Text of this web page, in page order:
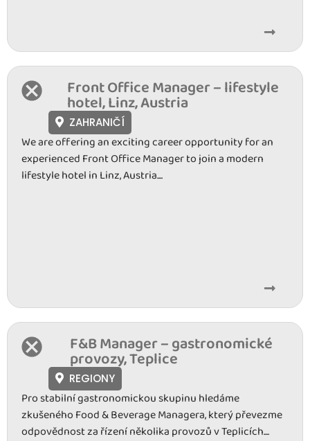
Front Office Manager – lifestyle
hotel, Linz, Austria
ZAHRANIČÍ
We are offering an exciting career opportunity for an
experienced Front Office Manager to join a modern
lifestyle hotel in Linz, Austria....
F&B Manager – gastronomické
provozy, Teplice
REGIONY
Pro stabilní gastronomickou skupinu hledáme
zkušeného Food & Beverage Managera, který převezme
odpovědnost za řízení několika provozů v Teplicích....